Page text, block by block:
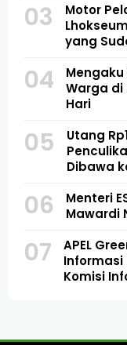
03
Motor
yang
04
Mengaku
Warga di
Hari
05
Utang
Dibawa
06
Menteri
Mawardi
07
APEL
Informasi
Komisi